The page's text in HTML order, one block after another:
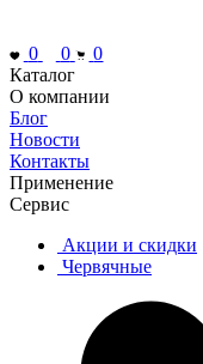
0 0
0
Каталог
О компании
Блог
Новости
Контакты
Применение
Сервис
Акции и скидки
Червячные